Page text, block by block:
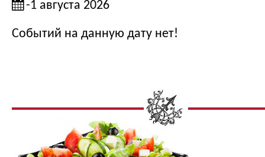
-1 августа 2026
Событий на данную дату нет!